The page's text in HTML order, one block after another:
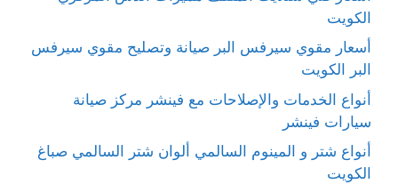
الكويت
أسعار مقوي سيرفس البر صيانة وتصليح مقوي سيرفس
البر الكويت
أنواع الخدمات والإصلاحات مع فينشر مركز صيانة
سيارات فينشر
أنواع شتر و المينوم السالمي ألوان شتر السالمي صباغ
الكويت